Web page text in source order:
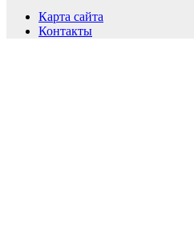
Карта сайта
Контакты